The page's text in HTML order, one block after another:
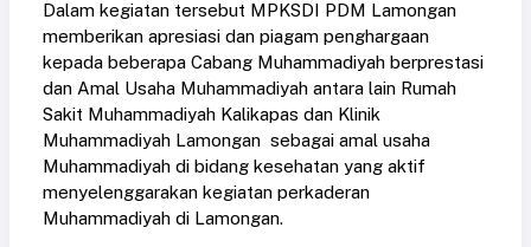
Dalam kegiatan tersebut MPKSDI PDM Lamongan
memberikan apresiasi dan piagam penghargaan
kepada beberapa Cabang Muhammadiyah berprestasi
dan Amal Usaha Muhammadiyah antara lain Rumah
Sakit Muhammadiyah Kalikapas dan Klinik
Muhammadiyah Lamongan sebagai amal usaha
Muhammadiyah di bidang kesehatan yang aktif
menyelenggarakan kegiatan perkaderan
Muhammadiyah di Lamongan.